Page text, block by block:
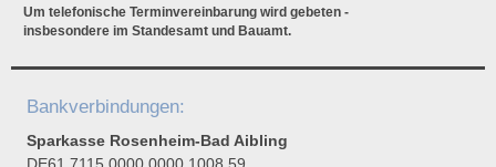
Um telefonische Terminvereinbarung wird gebeten -
insbesondere im Standesamt und Bauamt.
Bankverbindungen:
Sparkasse Rosenheim-Bad Aibling